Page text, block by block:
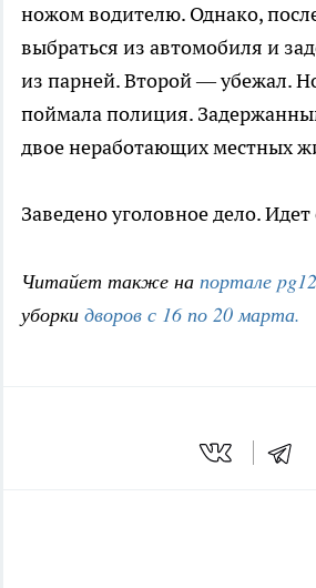
ножом водителю. Однако,
выбраться из автомобиля и
из парней. Второй — убежал.
поймала полиция.
двое неработающих местных
Заведено уголовное дело. Идет
Читайет также на портале
уборки дворов с 16 по 20 марта.